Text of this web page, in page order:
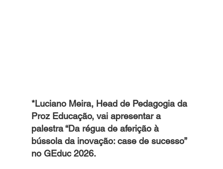
*Luciano Meira, Head de Pedagogia da
Proz Educação, vai apresentar a
palestra “Da régua de aferição à
bússola da inovação: case de sucesso”
no GEduc 2026.